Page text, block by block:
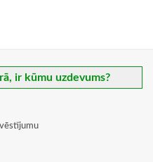
ir kūmu uzdevums?